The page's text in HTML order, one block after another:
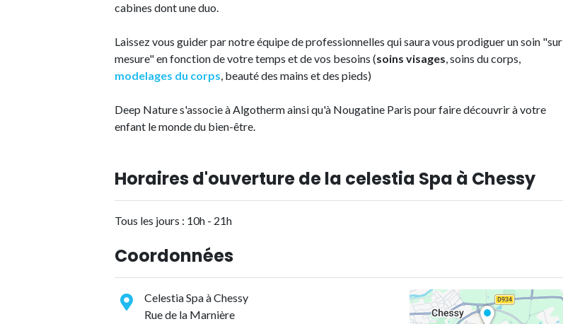
cabines dont une duo.
Laissez vous guider par notre équipe de professionnelles qui saura vous prodiguer un soin "sur
mesure" en fonction de votre temps et de vos besoins (soins visages, soins du corps,
modelages du corps, beauté des mains et des pieds)
Deep Nature s'associe à Algotherm ainsi qu'à Nougatine Paris pour faire découvrir à votre
enfant le monde du bien-être.
Horaires d'ouverture de la celestia Spa à Chessy
Tous les jours : 10h - 21h
Coordonnées
Celestia Spa à Chessy
Rue de la Marnière